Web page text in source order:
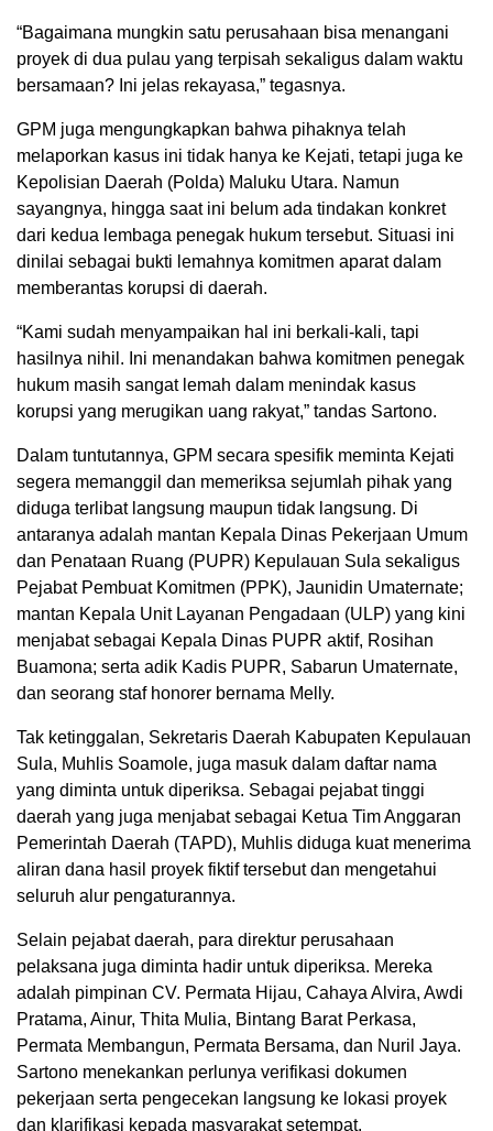
“Bagaimana mungkin satu perusahaan bisa menangani
proyek di dua pulau yang terpisah sekaligus dalam waktu
bersamaan? Ini jelas rekayasa,” tegasnya.
GPM juga mengungkapkan bahwa pihaknya telah
melaporkan kasus ini tidak hanya ke Kejati, tetapi juga ke
Kepolisian Daerah (Polda) Maluku Utara. Namun
sayangnya, hingga saat ini belum ada tindakan konkret
dari kedua lembaga penegak hukum tersebut. Situasi ini
dinilai sebagai bukti lemahnya komitmen aparat dalam
memberantas korupsi di daerah.
“Kami sudah menyampaikan hal ini berkali-kali, tapi
hasilnya nihil. Ini menandakan bahwa komitmen penegak
hukum masih sangat lemah dalam menindak kasus
korupsi yang merugikan uang rakyat,” tandas Sartono.
Dalam tuntutannya, GPM secara spesifik meminta Kejati
segera memanggil dan memeriksa sejumlah pihak yang
diduga terlibat langsung maupun tidak langsung. Di
antaranya adalah mantan Kepala Dinas Pekerjaan Umum
dan Penataan Ruang (PUPR) Kepulauan Sula sekaligus
Pejabat Pembuat Komitmen (PPK), Jaunidin Umaternate;
mantan Kepala Unit Layanan Pengadaan (ULP) yang kini
menjabat sebagai Kepala Dinas PUPR aktif, Rosihan
Buamona; serta adik Kadis PUPR, Sabarun Umaternate,
dan seorang staf honorer bernama Melly.
Tak ketinggalan, Sekretaris Daerah Kabupaten Kepulauan
Sula, Muhlis Soamole, juga masuk dalam daftar nama
yang diminta untuk diperiksa. Sebagai pejabat tinggi
daerah yang juga menjabat sebagai Ketua Tim Anggaran
Pemerintah Daerah (TAPD), Muhlis diduga kuat menerima
aliran dana hasil proyek fiktif tersebut dan mengetahui
seluruh alur pengaturannya.
Selain pejabat daerah, para direktur perusahaan
pelaksana juga diminta hadir untuk diperiksa. Mereka
adalah pimpinan CV. Permata Hijau, Cahaya Alvira, Awdi
Pratama, Ainur, Thita Mulia, Bintang Barat Perkasa,
Permata Membangun, Permata Bersama, dan Nuril Jaya.
Sartono menekankan perlunya verifikasi dokumen
pekerjaan serta pengecekan langsung ke lokasi proyek
dan klarifikasi kepada masyarakat setempat.